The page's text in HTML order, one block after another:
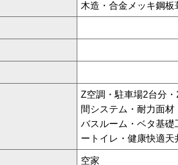
木造・合金メッキ鋼板
Z空調・駐車場2台分
間システム・耐力面
バスルーム・ベタ基
ートイレ・健康快適
空家